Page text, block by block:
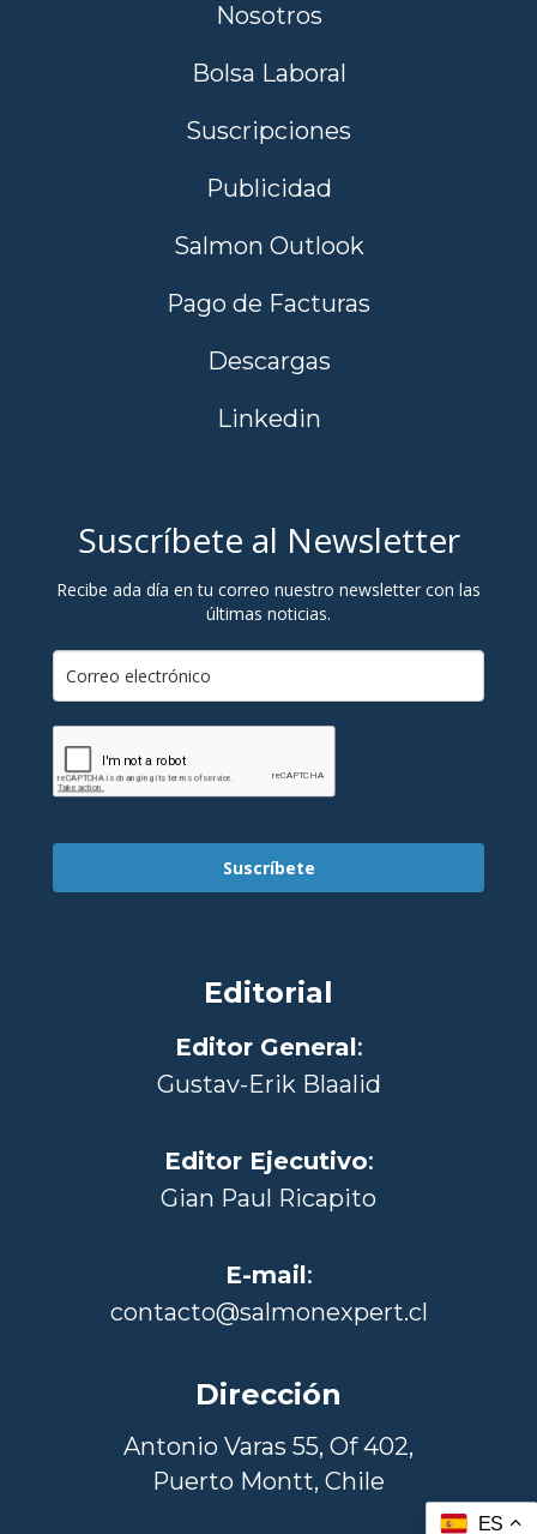
Nosotros
Bolsa Laboral
Suscripciones
Publicidad
Salmon Outlook
Pago de Facturas
Descargas
Linkedin
Suscríbete al Newsletter
Recibe ada día en tu correo nuestro newsletter con las
últimas noticias.
Suscríbete
Editorial
Editor General:
Gustav-Erik Blaalid
Editor Ejecutivo:
Gian Paul Ricapito
E-mail:
contacto@salmonexpert.cl
Dirección
Antonio Varas 55, Of 402,
Puerto Montt, Chile
ES